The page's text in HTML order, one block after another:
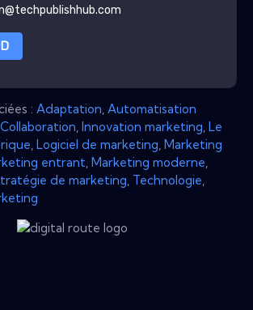
: Adaptation Automatisation
Collaboration Innovation marketing Le
Logiciel de marketing Marketing
entrant Marketing moderne
de marketing Technologie